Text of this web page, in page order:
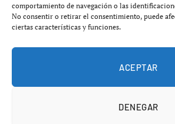
comportamiento de navegación o las
No consentir o retirar el consentimiento, puede
ciertas características y funciones.
ACEPTAR
DENEGAR
Tour, trasladando al entorno digital
progresión deportiva inspirada en el
Los jugadores podrán comenzar desde
inferiores hasta alcanzar las
importantes del circuito, incluyendo